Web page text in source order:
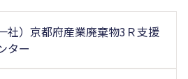
一社）京都府産業廃棄物3Ｒ支援
ター